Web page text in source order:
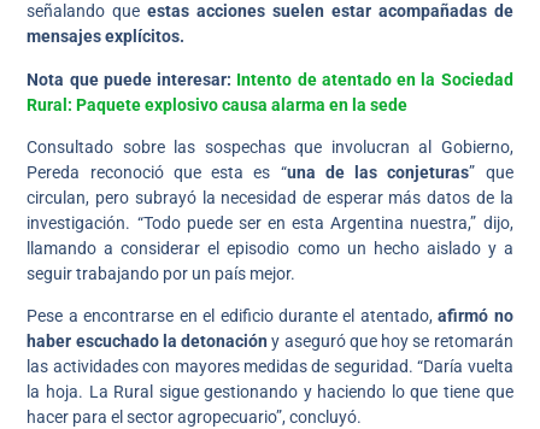
señalando queestas acciones suelen estar acompañadas de
mensajes explícitos.
Nota que puede interesar: Intento de atentado en la Sociedad
Rural: Paquete explosivo causa alarma en la sede
Consultado sobre las sospechas que involucran al Gobierno,
Pereda reconoció que esta es “una de las conjeturas” que
circulan, pero subrayó la necesidad de esperar más datos de la
investigación. “Todo puede ser en esta Argentina nuestra,” dijo,
llamando a considerar el episodio como un hecho aislado y a
seguir trabajando por un país mejor.
Pese a encontrarse en el edificio durante el atentado,afirmó no
haber escuchado la detonación y aseguró que hoy se retomarán
las actividades con mayores medidas de seguridad. “Daría vuelta
la hoja. La Rural sigue gestionando y haciendo lo que tiene que
hacer para el sector agropecuario”, concluyó.